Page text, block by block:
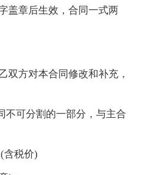
盖章后生效，合同一式两
双方对本合同修改和补充，
不可分割的一部分，与主合
含税价)